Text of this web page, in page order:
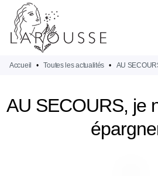
MENU
PIED DE PAGE
Accueil • Toutes les actualités • AU
AU SECOURS, je